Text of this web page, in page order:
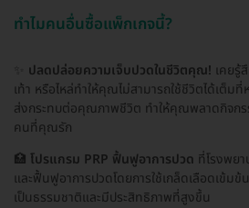
ทำไมคนอื่นซื้อแพ็กเกจนี้?
ปลดปล่อยความเจ็บปวดในชีวิตคุณ! เคยรู้
เท้า หรือไหล่ทำให้คุณไม่สามารถใช้ชีวิตได้เต็มที่
ส่งกระทบต่อคุณภาพชีวิต ทำให้คุณพลาดกิจก
คนที่คุณรัก
🏥 โปรแกรม PRP ฟื้นฟูอาการปวด ที่โรงพย
และฟื้นฟูอาการปวดโดยการใช้เกล็ดเลือดเข้ม
เป็นธรรมชาติและมีประสิทธิภาพที่สูงขึ้น